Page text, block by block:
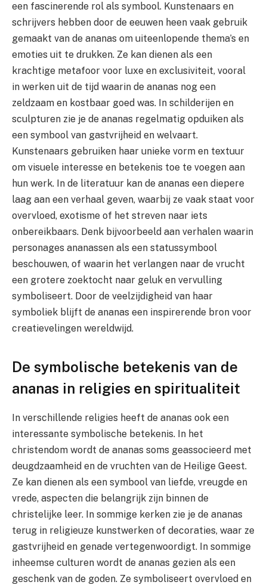
een fascinerende rol als symbool. Kunstenaars en
schrijvers hebben door de eeuwen heen vaak gebruik
gemaakt van de ananas om uiteenlopende thema’s en
emoties uit te drukken. Ze kan dienen als een
krachtige metafoor voor luxe en exclusiviteit, vooral
in werken uit de tijd waarin de ananas nog een
zeldzaam en kostbaar goed was. In schilderijen en
sculpturen zie je de ananas regelmatig opduiken als
een symbool van gastvrijheid en welvaart.
Kunstenaars gebruiken haar unieke vorm en textuur
om visuele interesse en betekenis toe te voegen aan
hun werk. In de literatuur kan de ananas een diepere
laag aan een verhaal geven, waarbij ze vaak staat voor
overvloed, exotisme of het streven naar iets
onbereikbaars. Denk bijvoorbeeld aan verhalen waarin
personages ananassen als een statussymbool
beschouwen, of waarin het verlangen naar de vrucht
een grotere zoektocht naar geluk en vervulling
symboliseert. Door de veelzijdigheid van haar
symboliek blijft de ananas een inspirerende bron voor
creatievelingen wereldwijd.
De symbolische betekenis van de
ananas in religies en spiritualiteit
In verschillende religies heeft de ananas ook een
interessante symbolische betekenis. In het
christendom wordt de ananas soms geassocieerd met
deugdzaamheid en de vruchten van de Heilige Geest.
Ze kan dienen als een symbool van liefde, vreugde en
vrede, aspecten die belangrijk zijn binnen de
christelijke leer. In sommige kerken zie je de ananas
terug in religieuze kunstwerken of decoraties, waar ze
gastvrijheid en genade vertegenwoordigt. In sommige
inheemse culturen wordt de ananas gezien als een
geschenk van de goden. Ze symboliseert overvloed en